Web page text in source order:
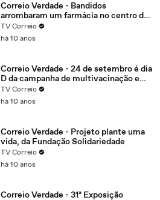
Correio Verdade - Bandidos
arrombaram um farmácia no centro de
Campina Grande, o alarme disparou
eles não tiveram tempo de correr e
TV Correio
há 10 anos
Correio Verdade - 24 de setembro é dia
D da campanha de multivacinação em
João Pessoa
TV Correio
há 10 anos
Correio Verdade - Projeto plante uma
vida, da Fundação Solidariedade
TV Correio
há 10 anos
Correio Verdade - 31ª Exposição